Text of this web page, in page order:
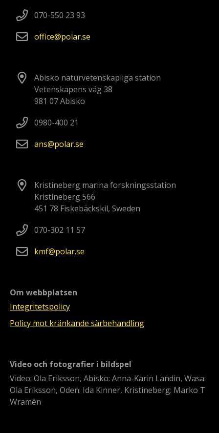
070-550 23 93
office
polarse
Abisko naturvetenskapliga station
Vetenskapens väg 38
981 07 Abisko
0980-400 21
ans
polarse
Kristineberg marina forskningsstation
Kristineberg 566
451 78 Fiskebäckskil, Sweden
070-302 11 57
kmf
polarse
Om webbplatsen
Integritetspolicy
Policy mot kränkande särbehandling
Video och fotografier i bildspel
Video: Ola Eriksson, Abisko: Anna-Karin Landin, Wasa:
Ola Eriksson, Oden: Ida Kinner, Kristineberg: Marko T
Wramén